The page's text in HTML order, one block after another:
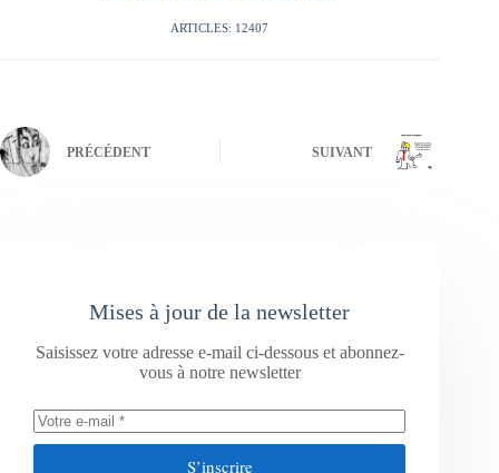
ARTICLES: 12407
PRÉCÉDENT SUIVANT
Mises à jour de la newsletter
Saisissez votre adresse e-mail ci-dessous et abonnez-
vous à notre newsletter
S’inscrire